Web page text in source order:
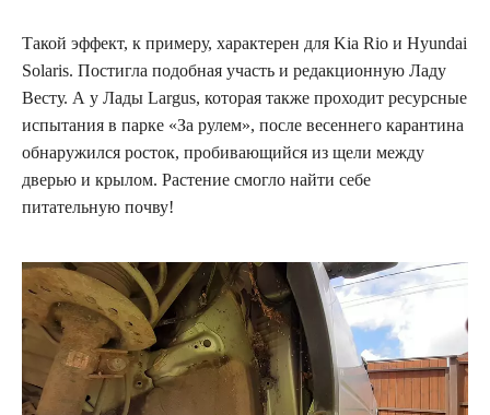
Такой эффект, к примеру, характерен для Kia Rio и Hyundai
Solaris. Постигла подобная участь и редакционную Ладу
Весту. А у Лады Largus, которая также проходит ресурсные
испытания в парке «За рулем», после весеннего карантина
обнаружился росток, пробивающийся из щели между
дверью и крылом. Растение смогло найти себе
питательную почву!